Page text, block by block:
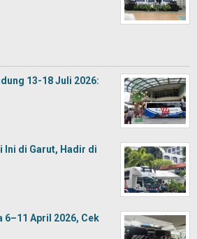
13-18 Juli 2026:
Ini di Garut, Hadir di
April 2026, Cek